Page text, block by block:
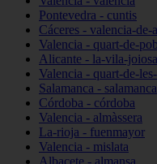
Pontevedra - cuntis
Cáceres - valencia-de-
Valencia - quart-de-
Alicante - la-vila-joiosa
Valencia - quart-de-
Salamanca - salamanca
Córdoba - córdoba
Valencia - almàssera
La-rioja - fuenmayor
Valencia - mislata
Albacete - almansa